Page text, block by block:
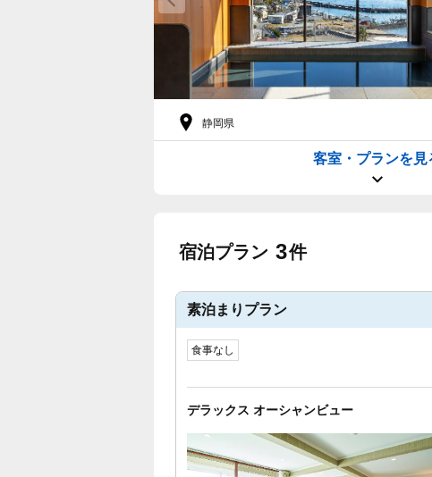
静岡県
客室・プランを見
宿泊プラン 3件
素泊まりプラン
食事なし
デラックス オーシャンビュー